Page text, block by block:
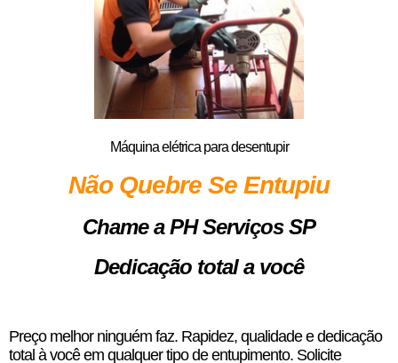
Máquina elétrica para desentupir
Não Quebre Se Entupiu
Chame a PH Serviços SP
Dedicação total a você
Preço melhor ninguém faz. Rapidez, qualidade e dedicação
total à você em qualquer tipo de entupimento. Solicite